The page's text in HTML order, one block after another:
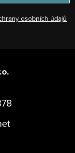
osobních údajů